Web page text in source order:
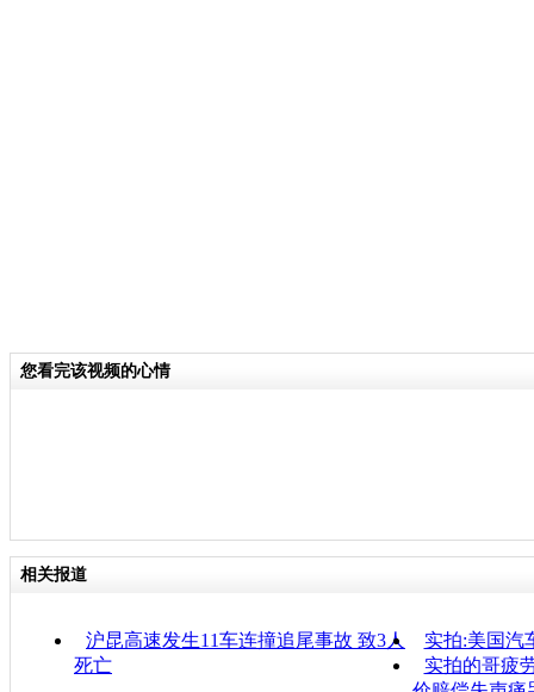
您看完该视频的心情
相关报道
沪昆高速发生11车连撞追尾事故 致3人
死亡
实拍:美国汽
实拍的哥疲